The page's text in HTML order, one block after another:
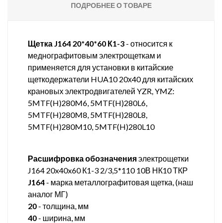
ПОДРОБНЕЕ О ТОВАРЕ
Щетка J164 20*40*60 К1-3 - относится к
меднографитовым электрощеткам и
применяется для установки в китайские
щеткодержатели HUA10 20х40 для китайских
крановых электродвигателей YZR, YMZ:
5MTF(H)280M6, 5MTF(H)280L6,
5MTF(H)280M8, 5MTF(H)280L8,
5MTF(H)280M10, 5MTF(H)280L10
Расшифровка обозначенияэлектрощетки
J164 20x40x60 К1-3 2/3,5*110 10В НК10 ТКР
J164 - марка металлографитовая щетка, (наш
аналог МГ)
20 - толщина, мм
40 - ширина, мм